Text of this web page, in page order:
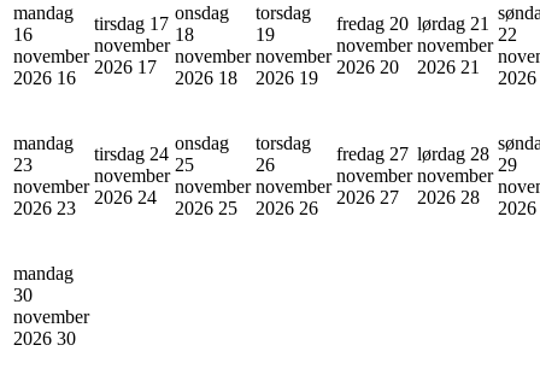
mandag
16
november
2026 16
tirsdag 17
november
2026 17
onsdag
18
november
2026 18
torsdag
19
november
2026 19
fredag 20
november
2026 20
lørdag 21
november
2026 21
22
2026
mandag
23
november
2026 23
tirsdag 24
november
2026 24
onsdag
25
november
2026 25
torsdag
26
november
2026 26
fredag 27
november
2026 27
lørdag 28
november
2026 28
29
2026
mandag
30
november
2026 30